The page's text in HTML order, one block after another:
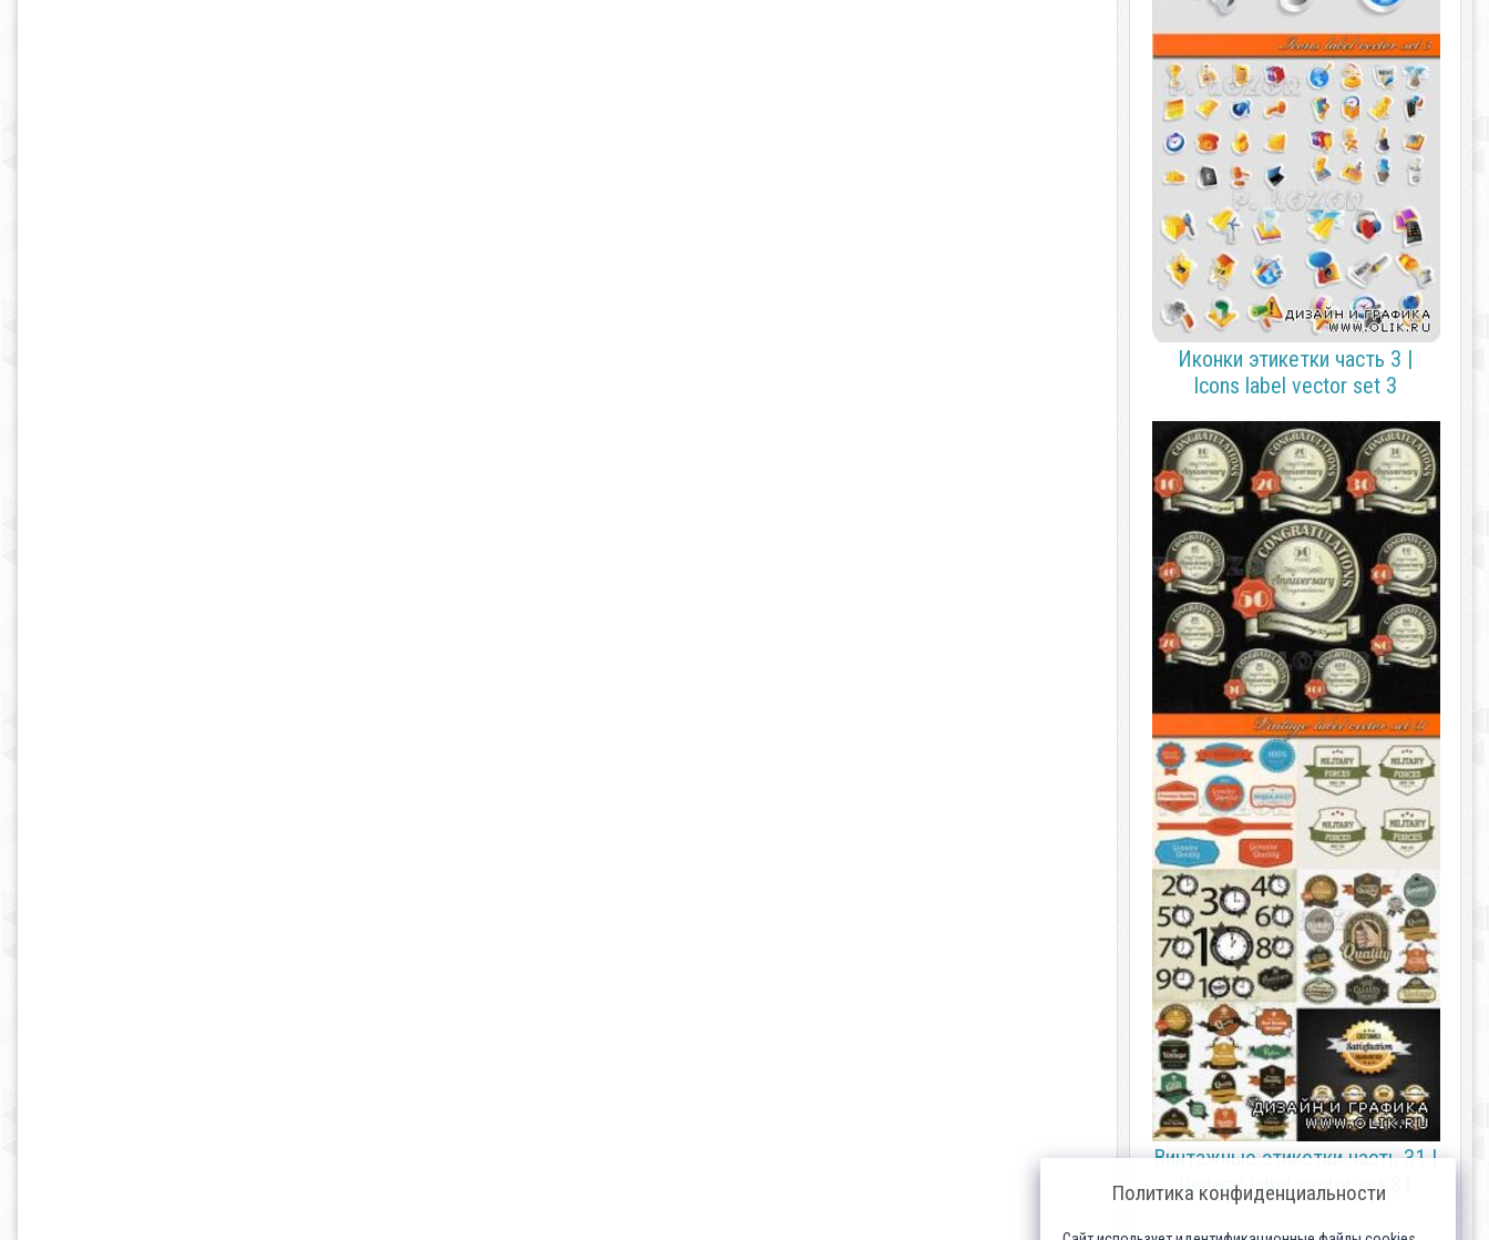
Иконки этикетки часть 3 |
Icons label vector set 3
Винтажные этикетки часть 31 |
Vintage label vector set 31
Политика конфиденциальности